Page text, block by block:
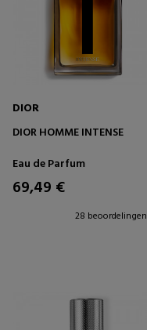
DIOR
DIOR HOMME INTENSE
Eau de Parfum
69,49 €
28 beoordelingen